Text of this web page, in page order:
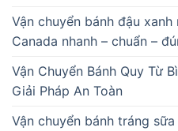
Vận chuyển bánh đậu
Canada nhanh – chuẩn –
Vận Chuyển Bánh Quy Từ
Giải Pháp An Toàn
Vận chuyển bánh tráng